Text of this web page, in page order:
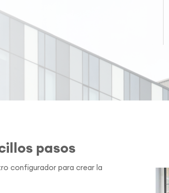
pasos
configurador para crear la